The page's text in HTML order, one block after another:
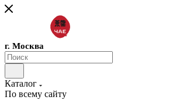
г. Москва
Каталог
По всему сайту